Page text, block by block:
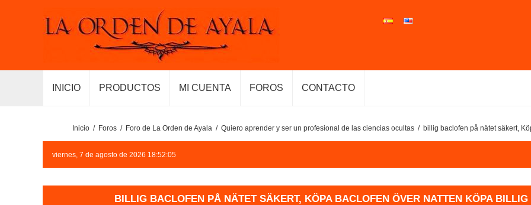
INICIO PRODUCTOS MI CUENTA FOROS CONTACTO
Inicio / Foros / Foro de La Orden de Ayala / Quiero aprender y ser un profesional de las ciencias ocultas / billig baclofen på nätet säkert,
viernes, 7 de agosto de 2026 18:52:05
BILLIG BACLOFEN PÅ NÄTET SÄKERT, KÖPA BACLOFEN ÖVER NATTEN KÖPA